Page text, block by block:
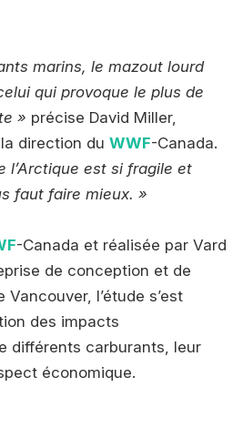
marins, le mazout lourd
qui provoque le plus de
» précise David Miller,
direction du WWF-Canada.
l’Arctique est si fragile et
faut faire mieux. »
-Canada et réalisée par Vard
de conception et de
l’étude s’est
des impacts
différents carburants, leur
économique.